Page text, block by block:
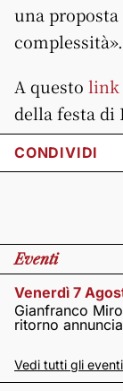
una proposta
complessità».
A questo link
della festa di
CONDIVIDI
Eventi
Venerdì 7
Gianfranco
ritorno
Vedi tutti gli